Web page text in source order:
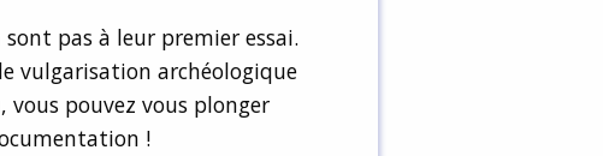
sont pas à leur premier essai.
vulgarisation archéologique
vous pouvez vous plonger
!